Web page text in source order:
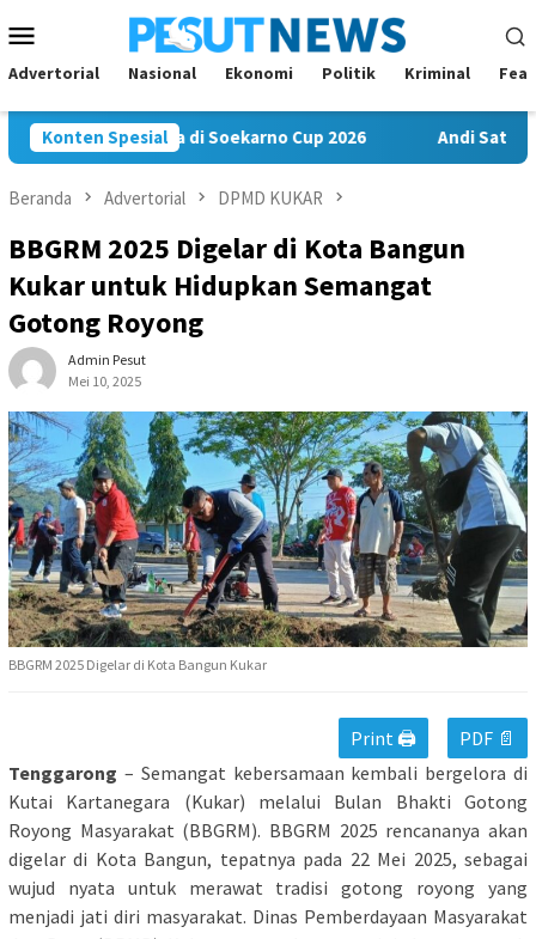
ke
kontenMobile
Advertorial Nasional Ekonomi Politik Kriminal
Konten Spesial
Misi Juara di Soekarno Cup 2026 Andi Satya
Beranda Advertorial DPMD KUKAR
BBGRM 2025 Digelar di Kota Bangun
Kukar untuk Hidupkan Semangat
Gotong Royong
Admin Pesut
Mei 10, 2025
BBGRM 2025 Digelar di Kota Bangun Kukar
Print 🖨
PDF 📄
Tenggarong – Semangat kebersamaan kembali bergelora di
Kutai Kartanegara (Kukar) melalui Bulan Bhakti Gotong
Royong Masyarakat (BBGRM). BBGRM 2025 rencananya akan
digelar di Kota Bangun, tepatnya pada 22 Mei 2025, sebagai
wujud nyata untuk merawat tradisi gotong royong yang
menjadi jati diri masyarakat. Dinas Pemberdayaan Masyarakat